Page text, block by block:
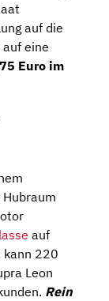
auf die
eine
Euro im
auf
kann 220
Leon
Rein